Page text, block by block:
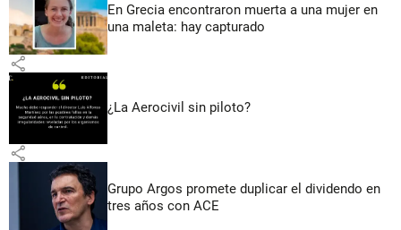
En Grecia encontraron muerta a una mujer en
una maleta: hay capturado
share
¿La Aerocivil sin piloto?
share
Grupo Argos promete duplicar el dividendo en
tres años con ACE